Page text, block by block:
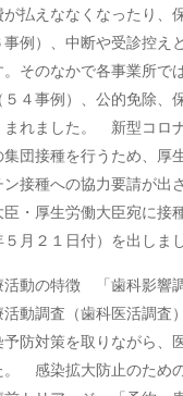
払えななくなったり、
事例）、中断や受診控え
。そのなかで各事業所で
４事例）、公的免除、
まれました。 新型コロ
団接種を行うため、厚
接種への協力要請が出
・厚生労働大臣宛に接
月２１日付）を出しまし
活動の特徴 「歯科影響
動調査（歯科医活調査
防対策を取りながら、
。 感染拡大防止のため